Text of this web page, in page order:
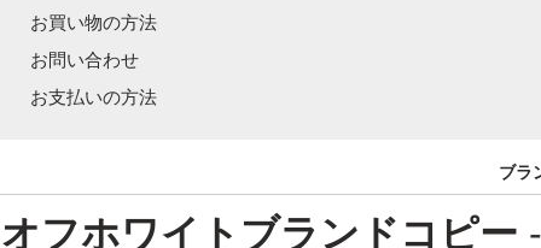
お買い物の方法
お問い合わせ
お支払いの方法
ブラ
オフホワイトブランドコピー